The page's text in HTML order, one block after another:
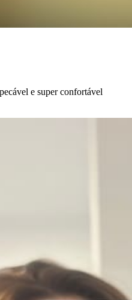
e super confortável